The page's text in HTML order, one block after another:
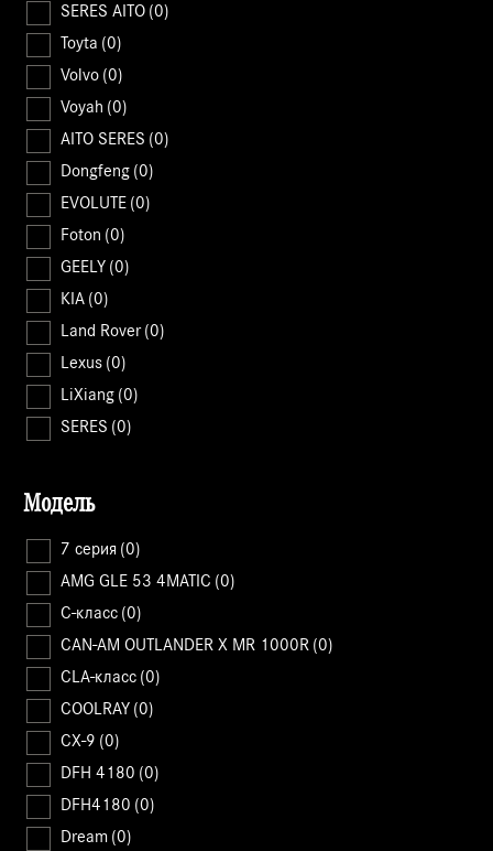
SERES AITO (0)
Toyta (0)
Volvo (0)
Voyah (0)
AITO SERES (0)
Dongfeng (0)
EVOLUTE (0)
Foton (0)
GEELY (0)
KIA (0)
Land Rover (0)
Lexus (0)
LiXiang (0)
SERES (0)
Модель
7 серия (0)
AMG GLE 53 4MATIC (0)
C-класс (0)
CAN-AM OUTLANDER X MR 1000R (0)
CLA-класс (0)
COOLRAY (0)
CX-9 (0)
DFH 4180 (0)
DFH4180 (0)
Dream (0)